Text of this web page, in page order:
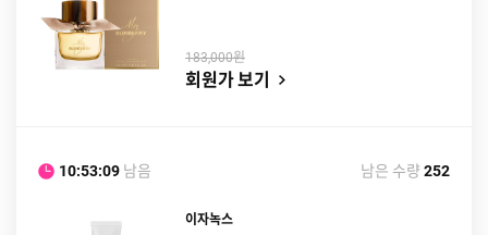
183,000원
회원가 보기
10:53:08 남음 남은 수량 252
이자녹스